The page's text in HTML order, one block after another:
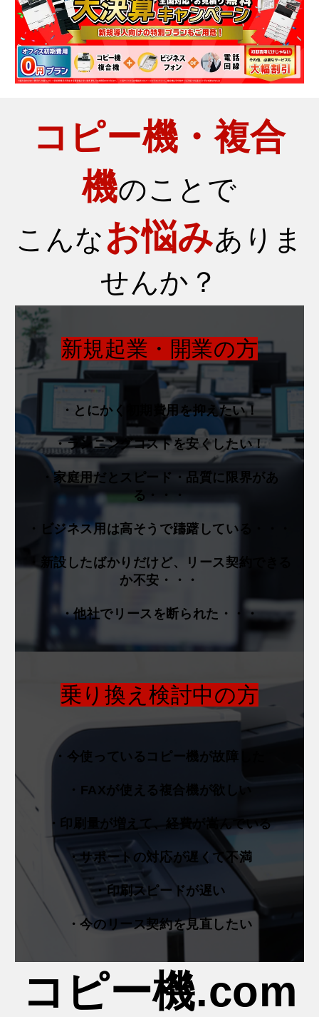
コピー機・複合
機のことで
こんなお悩みありま
せんか？
新規起業・開業の方
・とにかく初期費用を抑えたい！
・ランニングコストを安くしたい！
・家庭用だとスピード・品質に限界があ
る・・・
・ビジネス用は高そうで躊躇している・・・
・新設したばかりだけど、リース契約できる
か不安・・・
・他社でリースを断られた・・・
乗り換え検討中の方
・今使っているコピー機が故障した
・FAXが使える複合機が欲しい
・印刷量が増えて、経費が嵩んでいる
・サポートの対応が遅くて不満
・印刷スピードが遅い
・今のリース契約を見直したい
コピー機.com